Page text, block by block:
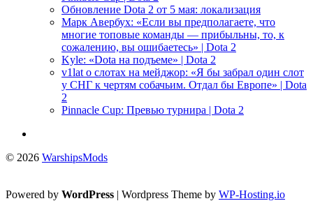
Обновление Dota 2 от 5 мая: локализация
Марк Авербух: «Если вы предполагаете, что
многие топовые команды — прибыльны, то, к
сожалению, вы ошибаетесь» | Dota 2
Kyle: «Dota на подъеме» | Dota 2
v1lat о слотах на мейджор: «Я бы забрал один слот
у СНГ к чертям собачьим. Отдал бы Европе» | Dota
2
Pinnacle Cup: Превью турнира | Dota 2
© 2026 WarshipsMods
Powered by WordPress | Wordpress Theme by WP-Hosting.io